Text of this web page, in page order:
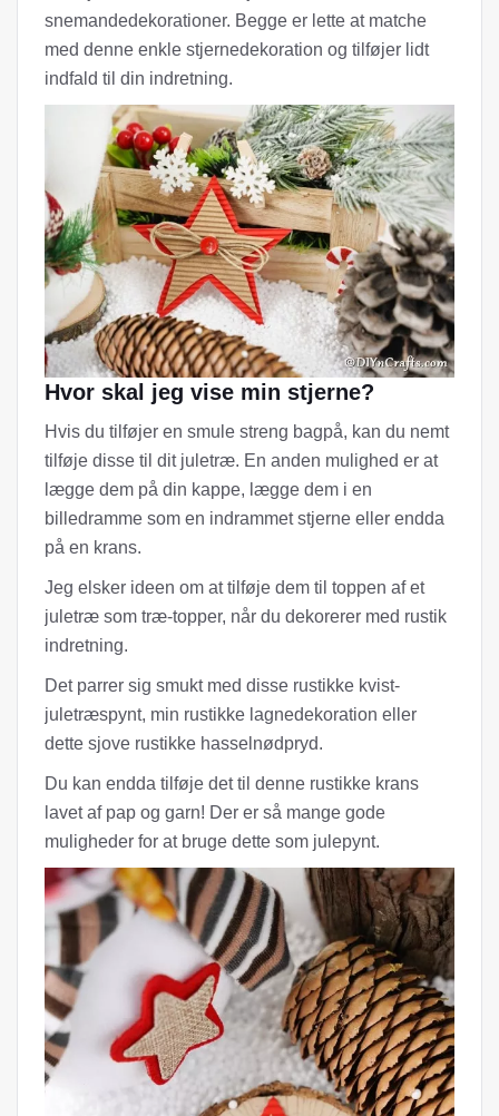
snemandedekorationer. Begge er lette at matche
med denne enkle stjernedekoration og tilføjer lidt
indfald til din indretning.
Hvor skal jeg vise min stjerne?
Hvis du tilføjer en smule streng bagpå, kan du nemt
tilføje disse til dit juletræ. En anden mulighed er at
lægge dem på din kappe, lægge dem i en
billedramme som en indrammet stjerne eller endda
på en krans.
Jeg elsker ideen om at tilføje dem til toppen af ​​et
juletræ som træ-topper, når du dekorerer med rustik
indretning.
Det parrer sig smukt med disse rustikke kvist-
juletræspynt, min rustikke lagnedekoration eller
dette sjove rustikke hasselnødpryd.
Du kan endda tilføje det til denne rustikke krans
lavet af pap og garn! Der er så mange gode
muligheder for at bruge dette som julepynt.